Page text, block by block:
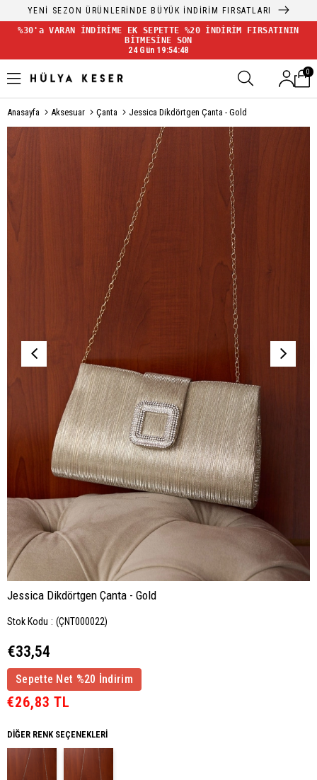
YENİ SEZON ÜRÜNLERİNDE BÜYÜK İNDİRİM FIRSATLARI
%30'a VARAN İNDİRİME EK SEPETTE %20 İNDİRİM FIRSATININ
BİTMESİNE SON
24 Gün 19:54:48
0
Anasayfa Aksesuar Çanta Jessica Dikdörtgen Çanta - Gold
Jessica Dikdörtgen Çanta - Gold
Stok Kodu (ÇNT000022)
€33,54
Sepette Net %20 İndirim
€26,83 TL
DIĞER RENK SEÇENEKLERI